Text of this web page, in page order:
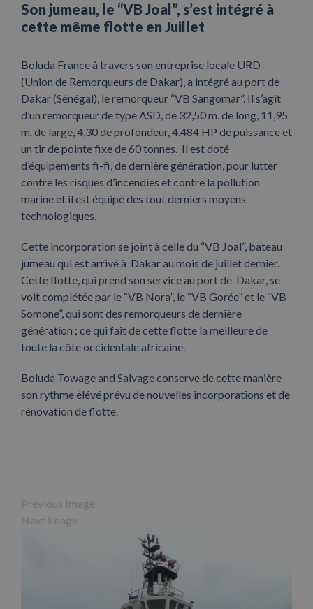
Son jumeau, le “VB Joal”, s’est intégré à
cette même flotte en Juillet
Boluda France à travers son entreprise locale URD
(Union de Remorqueurs de Dakar), a intégré au port de
Dakar (Sénégal), le remorqueur “VB Sangomar”. Il s’agit
d’un remorqueur de type ASD, de 32,50 m. de long, 11,95
m. de large, 4,30 de profondeur, 4.484 HP de puissance et
un tir de pointe fixe de 60 tonnes. Il est doté
d’équipements fi-fi, de dernière génération, pour lutter
contre les risques d’incendies et contre la pollution
marine et il est équipé des tout derniers moyens
technologiques.
Cette incorporation se joint à celle du “VB Joal”, bateau
jumeau qui est arrivé à Dakar au mois de juillet dernier.
Cette flotte, qui prend son service au port de Dakar, se
voit complétée par le “VB Nora”, le “VB Gorée” et le “VB
Somone”, qui sont des remorqueurs de dernière
génération ; ce qui fait de cette flotte la meilleure de
toute la côte occidentale africaine.
Boluda Towage and Salvage conserve de cette manière
son rythme élévé prévu de nouvelles incorporations et de
rénovation de flotte.
Previous Image
Next Image